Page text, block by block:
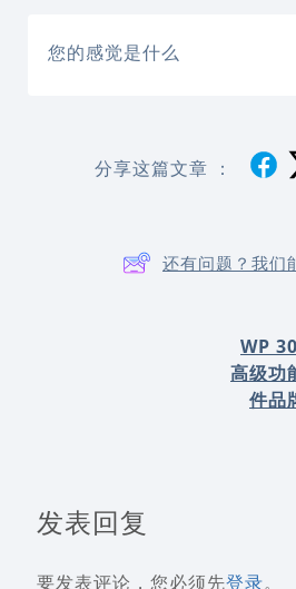
您的感觉是什么
分享这篇文章 ：
还有问题？我们
WP
高级功
件品
发表回复
要发表评论，您必须先登录。